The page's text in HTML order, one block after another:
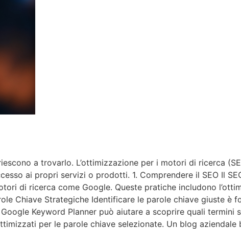
a trovarlo. L’ottimizzazione per i motori di ricerca
ai propri servizi o prodotti. 1. Comprendere il SEO Il
di ricerca come Google. Queste pratiche includono
Chiave Strategiche Identificare le parole chiave giuste è
Keyword Planner può aiutare a scoprire quali termini
per le parole chiave selezionate. Un blog